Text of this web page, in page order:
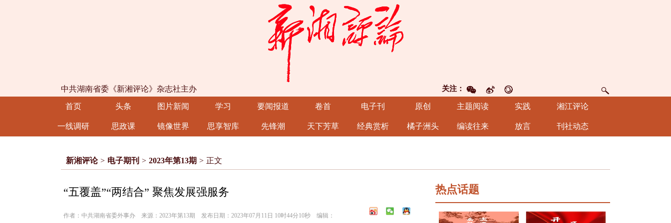
关注：
中共湖南省委《新湘评论》杂志社主办
首页 头条 图片新闻 学习 要闻报道 卷首 电子刊 原创 主题阅读 实践 湘江评论
一线调研 思政课 镜像世界 思享智库 先锋潮 天下芳草 经典赏析 橘子洲头 编读往来 放言 刊社动态
新湘评论 > 电子期刊 > 2023年第13期 > 正文
“五覆盖”“两结合” 聚焦发展强服务
作者：中共湖南省委外事办 来源：2023年第13期 发布日期：2023年07月11日 10时44分10秒 编辑：
热点话题